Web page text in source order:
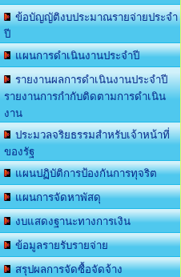
ข้อบัญญัติงบประมาณรายจ่ายประจำ
ปี
แผนการดำเนินงานประจำปี
รายงานผลการดำเนินงานประจำปี
รายงานการกำกับติดตามการดำเนิน
งาน
ประมวลจริยธรรมสำหรับเจ้าหน้าที่
ของรัฐ
แผนปฏิบัติการป้องกันการทุจริต
แผนการจัดหาพัสดุ
งบแสดงฐานะทางการเงิน
ข้อมูลรายรับรายจ่าย
สรุปผลการจัดซื้อจัดจ้าง